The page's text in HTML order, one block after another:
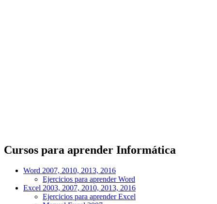
Cursos para aprender Informática
Word 2007, 2010, 2013, 2016
Ejercicios para aprender Word
Excel 2003, 2007, 2010, 2013, 2016
Ejercicios para aprender Excel